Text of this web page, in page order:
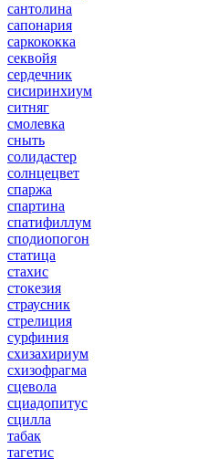
сантолина
сапонария
саркококка
секвойя
сердечник
сисиринхиум
ситняг
смолевка
сныть
солидастер
солнцецвет
спаржа
спартина
спатифиллум
сподиопогон
статица
стахис
стокезия
страусник
стрелиция
сурфиния
схизахириум
схизофрагма
сцевола
сциадопитус
сцилла
табак
тагетис